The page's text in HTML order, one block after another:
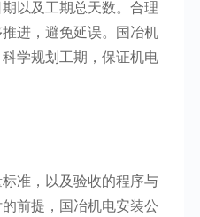
以及工期总天数。合理
进，避免延误。国冶机
学规划工期，保证机电
准，以及验收的程序与
前提，国冶机电安装公